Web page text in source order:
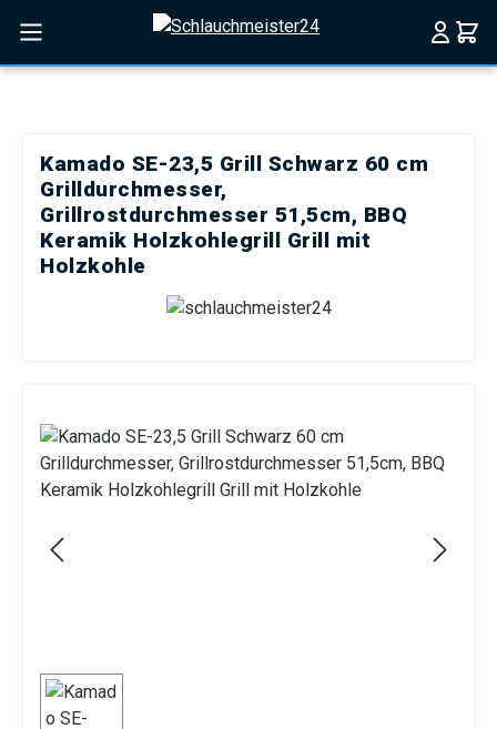
Zum Hauptinhalt springen
Kamado SE-23,5 Grill Schwarz 60 cm
Grilldurchmesser,
Grillrostdurchmesser 51,5cm, BBQ
Keramik Holzkohlegrill Grill mit
Holzkohle